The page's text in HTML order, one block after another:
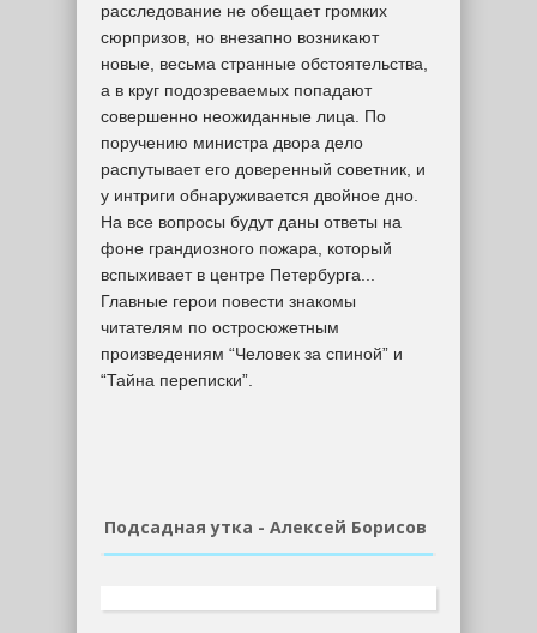
расследование не обещает громких
сюрпризов, но внезапно возникают
новые, весьма странные обстоятельства,
а в круг подозреваемых попадают
совершенно неожиданные лица. По
поручению министра двора дело
распутывает его доверенный советник, и
у интриги обнаруживается двойное дно.
На все вопросы будут даны ответы на
фоне грандиозного пожара, который
вспыхивает в центре Петербурга...
Главные герои повести знакомы
читателям по остросюжетным
произведениям “Человек за спиной” и
“Тайна переписки”.
Подсадная утка - Алексей Борисов